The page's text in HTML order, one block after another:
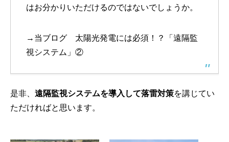
はお分かりいただけるのではないでしょうか。
→当ブログ 太陽光発電には必須！？「遠隔監
視システム」②
是非、 遠隔監視システムを導入して落雷対策を講じてい
ただければと思います。